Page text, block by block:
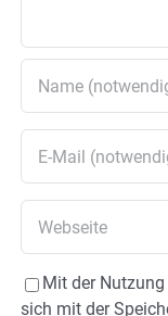
Mit der
sich mit der